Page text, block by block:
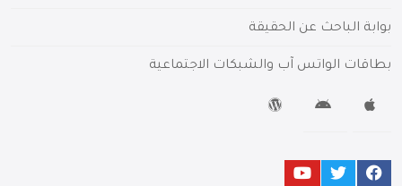
بوابة الباحث عن الحقيقة
بطاقات الواتس آب والشبكات الاجتماعية